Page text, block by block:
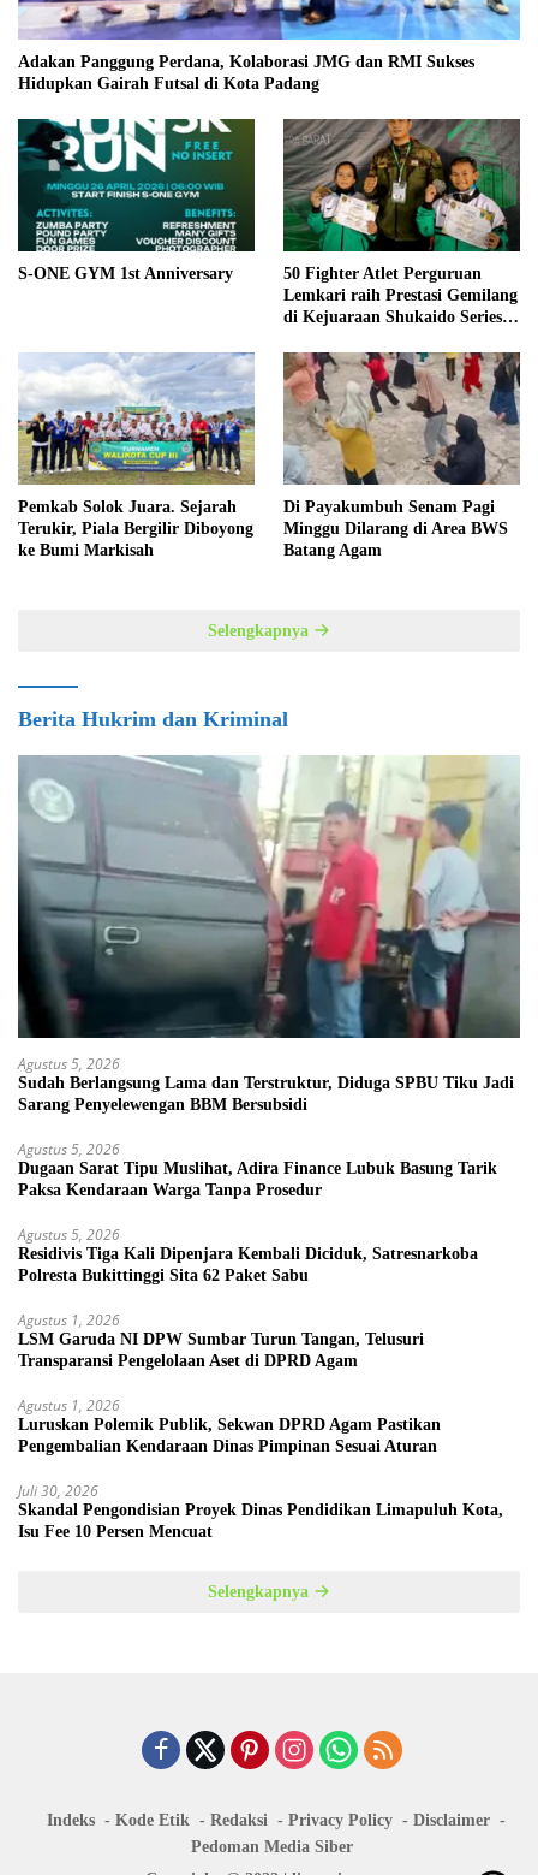
Adakan Panggung Perdana, Kolaborasi JMG dan RMI Sukses
Hidupkan Gairah Futsal di Kota Padang
S-ONE GYM 1st Anniversary
50 Fighter Atlet Perguruan
Lemkari raih Prestasi Gemilang
di Kejuaraan Shukaido Series 1
Pemkab Solok Juara. Sejarah
Terukir, Piala Bergilir Diboyong
ke Bumi Markisah
Di Payakumbuh Senam Pagi
Minggu Dilarang di Area BWS
Batang Agam
Selengkapnya
Berita Hukrim dan Kriminal
Agustus 5, 2026
Sudah Berlangsung Lama dan Terstruktur, Diduga SPBU Tiku Jadi
Sarang Penyelewengan BBM Bersubsidi
Agustus 5, 2026
Dugaan Sarat Tipu Muslihat, Adira Finance Lubuk Basung Tarik
Paksa Kendaraan Warga Tanpa Prosedur
Agustus 5, 2026
Residivis Tiga Kali Dipenjara Kembali Diciduk, Satresnarkoba
Polresta Bukittinggi Sita 62 Paket Sabu
Agustus 1, 2026
LSM Garuda NI DPW Sumbar Turun Tangan, Telusuri
Transparansi Pengelolaan Aset di DPRD Agam
Agustus 1, 2026
Luruskan Polemik Publik, Sekwan DPRD Agam Pastikan
Pengembalian Kendaraan Dinas Pimpinan Sesuai Aturan
Juli 30, 2026
Skandal Pengondisian Proyek Dinas Pendidikan Limapuluh Kota,
Isu Fee 10 Persen Mencuat
Selengkapnya
Indeks Kode Etik Redaksi Privacy Policy
Disclaimer
Pedoman Media Siber